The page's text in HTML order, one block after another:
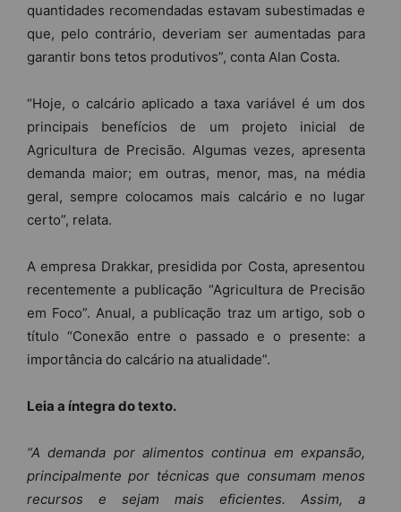
quantidades recomendadas estavam subestimadas e
que, pelo contrário, deveriam ser aumentadas para
garantir bons tetos produtivos”, conta Alan Costa.
“Hoje, o calcário aplicado a taxa variável é um dos
principais benefícios de um projeto inicial de
Agricultura de Precisão. Algumas vezes, apresenta
demanda maior; em outras, menor, mas, na média
geral, sempre colocamos mais calcário e no lugar
certo”, relata.
A empresa Drakkar, presidida por Costa, apresentou
recentemente a publicação “Agricultura de Precisão
em Foco”. Anual, a publicação traz um artigo, sob o
título “Conexão entre o passado e o presente: a
importância do calcário na atualidade”.
Leia a íntegra do texto.
“A demanda por alimentos continua em expansão,
principalmente por técnicas que consumam menos
recursos e sejam mais eficientes. Assim, a